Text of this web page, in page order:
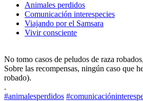
Animales perdidos
Comunicación interespecies
Viajando por el Samsara
Vivir consciente
No tomo casos de peludos de raza
Sobre las recompensas, ningún caso que
robado).
.
#animalesperdidos